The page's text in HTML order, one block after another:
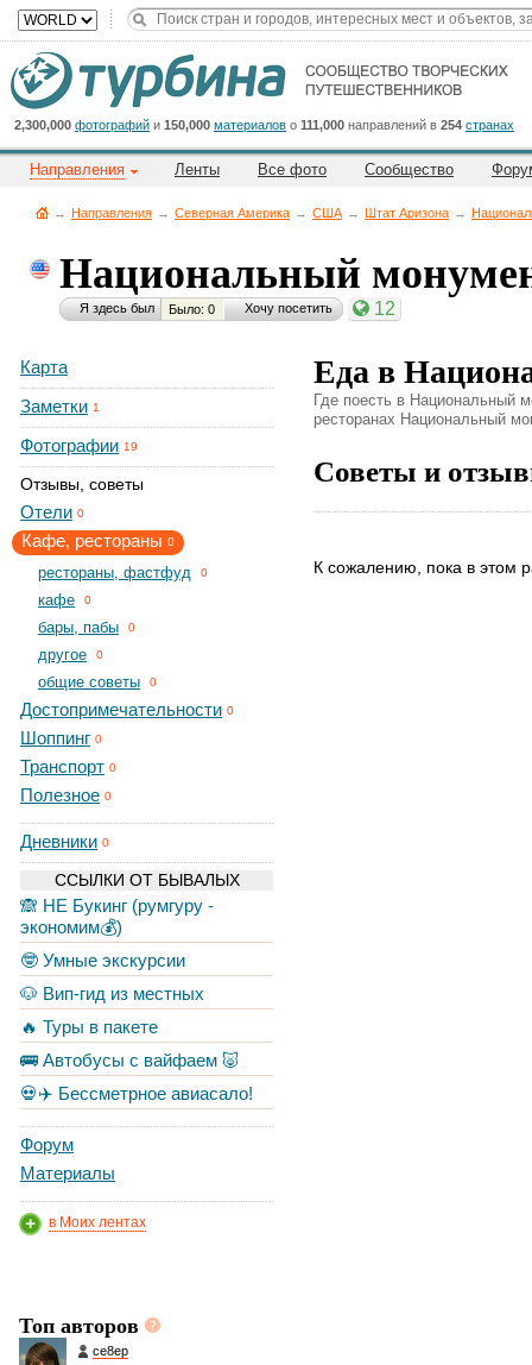
2,300,000 фотографий и 150,000 материалов о 111,000 направлений в 254 странах
Направления Ленты Все фото Сообщество
→ Направления → Северная Америка → CША → Штат Аризона →
Национальный
Я здесь был Было: 0 Хочу посетить 12
Карта
Заметки 1
Фотографии 19
Отзывы, советы
Отели 0
Кафе, рестораны 0
рестораны, фастфуд 0
кафе 0
бары, пабы 0
другое 0
общие советы 0
Достопримечательности 0
Шоппинг 0
Транспорт 0
Полезное 0
Дневники 0
ССЫЛКИ ОТ БЫВАЛЫХ
🙈 НЕ Букинг (румгуру -
экономим💰)
🤓 Умные экскурсии
🐶 Вип-гид из местных
🔥 Туры в пакете
🚌 Автобусы с вайфаем 🐷
💀✈️ Бессметрное авиасало!
Форум
Материалы
в Моих лентах
Топ авторов
ce8ep
Еда в
Где поесть в Национальный
ресторанах Национальный
Советы и
К сожалению, пока в этом
Cейчас
на
сайте:
Title
Button